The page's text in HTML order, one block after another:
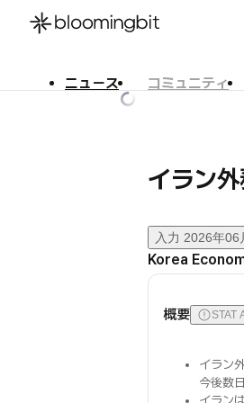
ニュース コミュニティ
イラン
入力 2026年06
Korea
概要 STAT
イラン
今後数